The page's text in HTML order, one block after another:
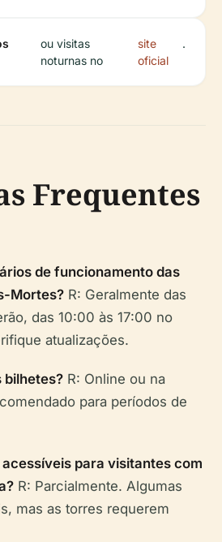
ou visitas
noturnas no
site
oficial
.
Frequentes
de funcionamento das
Mortes? R: Geralmente das
das 10:00 às 17:00 no
atualizações.
bilhetes? R: Online ou na
para períodos de
acessíveis para visitantes com
R: Parcialmente. Algumas
mas as torres requerem